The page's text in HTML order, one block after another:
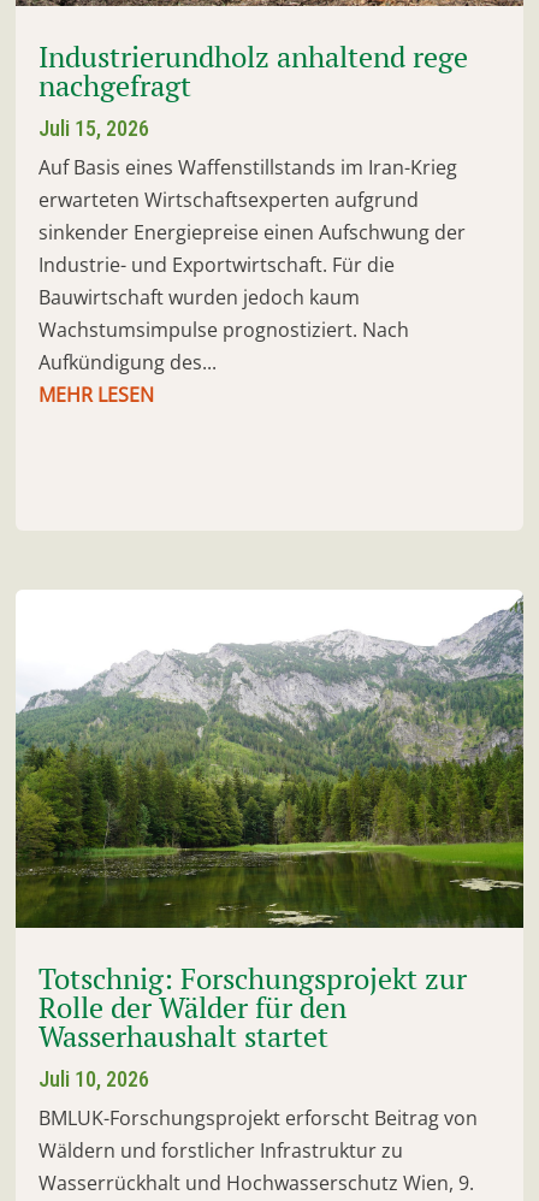
Industrierundholz anhaltend rege
nachgefragt
Juli 15, 2026
Auf Basis eines Waffenstillstands im Iran-Krieg
erwarteten Wirtschaftsexperten aufgrund
sinkender Energiepreise einen Aufschwung der
Industrie- und Exportwirtschaft. Für die
Bauwirtschaft wurden jedoch kaum
Wachstumsimpulse prognostiziert. Nach
Aufkündigung des...
MEHR LESEN
Totschnig: Forschungsprojekt zur
Rolle der Wälder für den
Wasserhaushalt startet
Juli 10, 2026
BMLUK-Forschungsprojekt erforscht Beitrag von
Wäldern und forstlicher Infrastruktur zu
Wasserrückhalt und Hochwasserschutz Wien, 9.